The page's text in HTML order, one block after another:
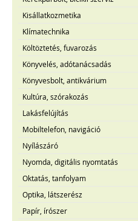
Kisállatkozmetika
Klímatechnika
Költöztetés, fuvarozás
Könyvelés, adótanácsadás
Könyvesbolt, antikvárium
Kultúra, szórakozás
Lakásfelújítás
Mobiltelefon, navigáció
Nyílászáró
Nyomda, digitális nyomtatás
Oktatás, tanfolyam
Optika, látszerész
Papír, írószer